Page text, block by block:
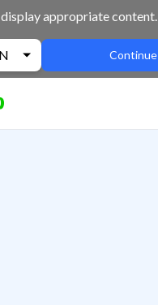
appropriate content.
Continue